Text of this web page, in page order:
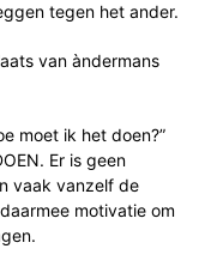
tegen het ander.
van àndermans
moet ik het doen?”
Er is geen
vaak vanzelf de
motivatie om